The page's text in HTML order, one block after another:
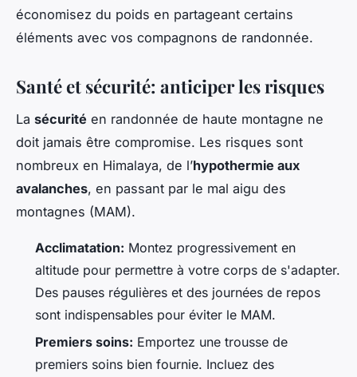
économisez du poids en partageant certains
éléments avec vos compagnons de randonnée.
Santé et sécurité: anticiper les risques
La sécurité en randonnée de haute montagne ne
doit jamais être compromise. Les risques sont
nombreux en Himalaya, de l’hypothermie aux
avalanches, en passant par le mal aigu des
montagnes (MAM).
Acclimatation: Montez progressivement en
altitude pour permettre à votre corps de s'adapter.
Des pauses régulières et des journées de repos
sont indispensables pour éviter le MAM.
Premiers soins: Emportez une trousse de
premiers soins bien fournie. Incluez des